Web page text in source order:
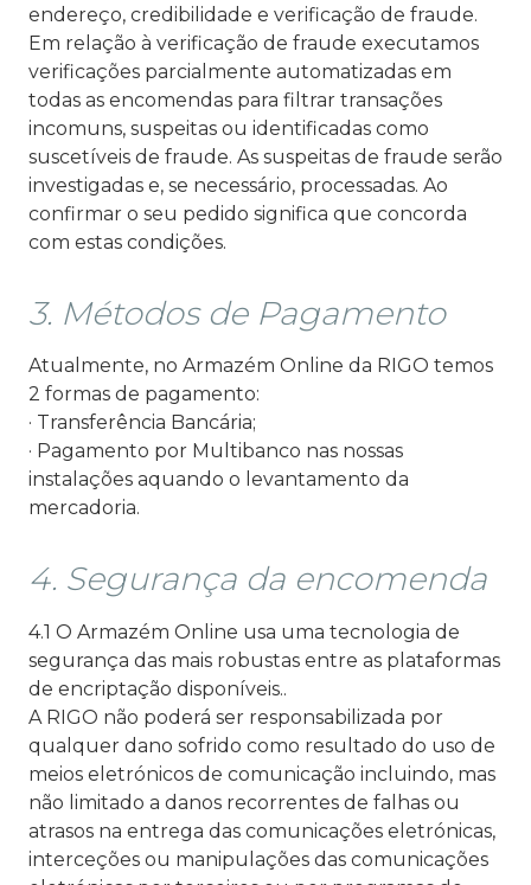
endereço, credibilidade e verificação de fraude.
Em relação à verificação de fraude executamos
verificações parcialmente automatizadas em
todas as encomendas para filtrar transações
incomuns, suspeitas ou identificadas como
suscetíveis de fraude. As suspeitas de fraude serão
investigadas e, se necessário, processadas. Ao
confirmar o seu pedido significa que concorda
com estas condições.
3. Métodos de Pagamento
Atualmente, no Armazém Online da RIGO temos
2 formas de pagamento:
· Transferência Bancária;
· Pagamento por Multibanco nas nossas
instalações aquando o levantamento da
mercadoria.
4. Segurança da encomenda
4.1 O Armazém Online usa uma tecnologia de
segurança das mais robustas entre as plataformas
de encriptação disponíveis..
A RIGO não poderá ser responsabilizada por
qualquer dano sofrido como resultado do uso de
meios eletrónicos de comunicação incluindo, mas
não limitado a danos recorrentes de falhas ou
atrasos na entrega das comunicações eletrónicas,
interceções ou manipulações das comunicações